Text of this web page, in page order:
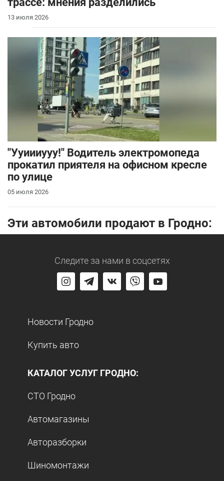
13 июля 2026
"Ууиииууу!" Водитель электромопеда
прокатил приятеля на офисном кресле
по улице
05 июля 2026
Эти автомобили продают в Гродно:
Следите за нами в соцсетях
Новости Гродно
Купить авто
КАТАЛОГ УСЛУГ ГРОДНО:
СТО Гродно
Автомагазины
Авторазборки
Шиномонтажи